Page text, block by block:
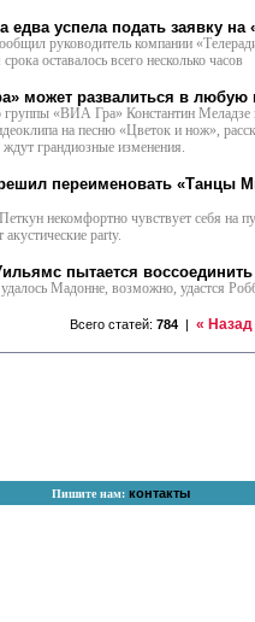
едва успела подать заявку на
руководитель компании
оставалось всего несколько часов
может развалиться в любую
«ВИА Гра» Константин Меладзе
на песню «Цветок и нож»,
ждут грандиозные изменения.
переименовать «Танцы
некомфортно чувствует себя на
акустические party.
пытается
Мадонне, возможно, удастся
Всего статей: 784| « Назад
Пишите нам: контакты